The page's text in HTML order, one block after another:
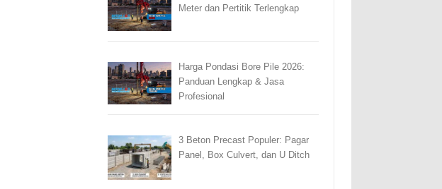
Meter dan Pertitik Terlengkap
Harga Pondasi Bore Pile 2026:
Panduan Lengkap & Jasa
Profesional
3 Beton Precast Populer: Pagar
Panel, Box Culvert, dan U Ditch